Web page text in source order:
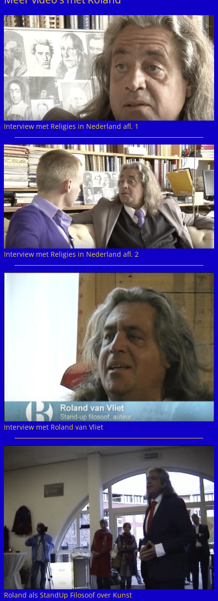
Interview met Religies in Nederland afl. 1
Interview met Religies in Nederland afl. 2
Interview met Roland van Vliet
Roland als StandUp Filosoof over Kunst